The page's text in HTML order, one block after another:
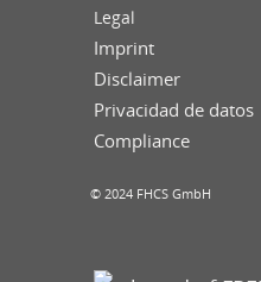
Legal
Imprint
Disclaimer
Privacidad de datos
Compliance
© 2024 FHCS GmbH